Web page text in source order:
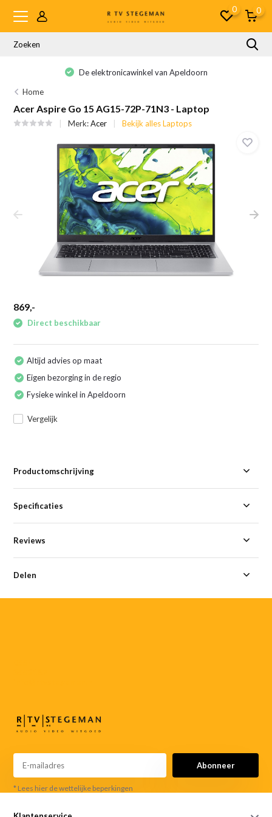
0 0
De elektronicawinkel van Apeldoorn
Home
Acer Aspire Go 15 AG15-72P-71N3 - Laptop
Merk:Acer Bekijk alles Laptops
869,-
Direct beschikbaar
Altijd advies op maat
Eigen bezorging in de regio
Fysieke winkel in Apeldoorn
Vergelijk
Productomschrijving
Specificaties
Reviews
Delen
Abonneer
* Lees hier de wettelijke beperkingen